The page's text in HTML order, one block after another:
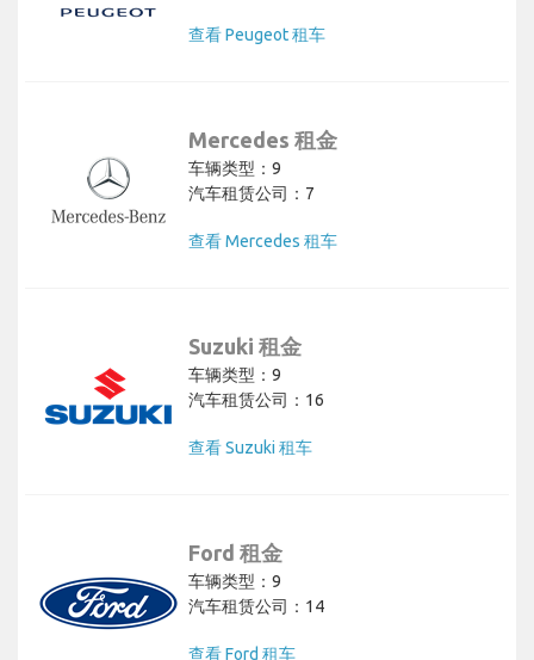
查看 Peugeot 租车
Mercedes 租金
车辆类型：9
汽车租赁公司：7
查看 Mercedes 租车
Suzuki 租金
车辆类型：9
汽车租赁公司：16
查看 Suzuki 租车
Ford 租金
车辆类型：9
汽车租赁公司：14
查看 Ford 租车